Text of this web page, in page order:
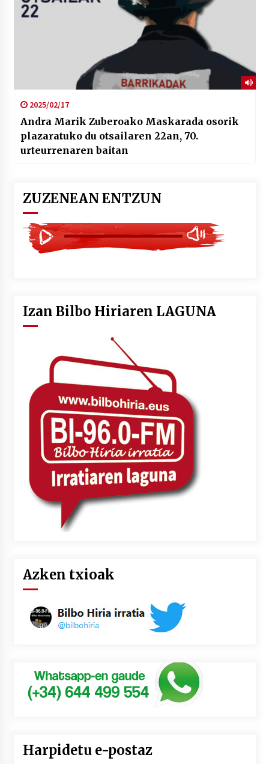
2025/02/17
Andra Marik Zuberoako Maskarada osorik
plazaratuko du otsailaren 22an, 70.
urteurrenaren baitan
ZUZENEAN ENTZUN
Izan Bilbo Hiriaren LAGUNA
Azken txioak
Harpidetu e-postaz